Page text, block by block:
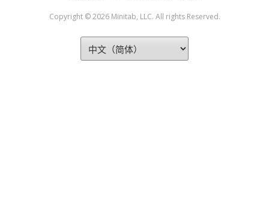
Copyright © 2026 Minitab, LLC. All rights Reserved.